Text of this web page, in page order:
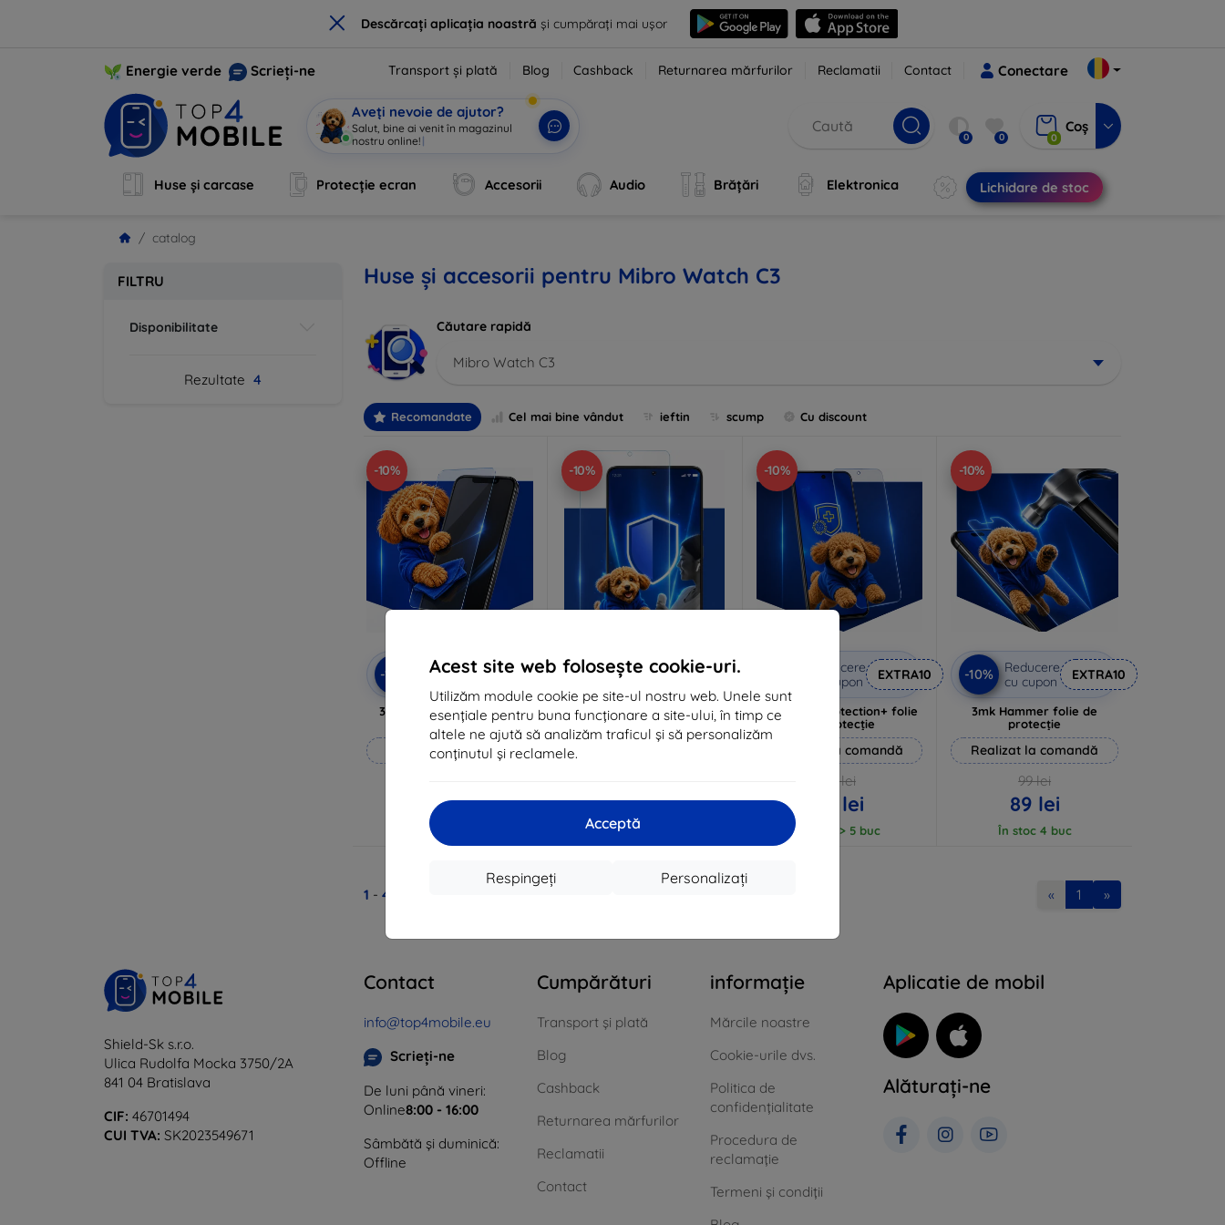
× Descărcați aplicația noastră și cumpărați mai ușor
Acest site web folosește cookie-uri.
Utilizăm module cookie pe site-ul nostru web. Unele sunt
esențiale pentru buna funcționare a site-ului, în timp ce
altele ne ajută să analizăm traficul și să personalizăm
conținutul și reclamele.
Acceptă
Personalizați
Respingeți
Energie verde Scrieți-ne Transport și plată Blog Cashback Returnarea mărfurilor Reclamatii Contact Conectare
Aveți nevoie de ajutor?
Salut, bine ai venit în magazinul
nostru online! | 0 0 0
Coș
Huse și carcase Protecție ecran Accesorii Audio Brățări Elektronica Lichidare de stoc
catalog
FILTRU
Disponibilitate
Rezultate 4
Huse și accesorii pentru Mibro Watch C3
Căutare rapidă
Mibro Watch C3
Recomandate Cel mai bine vândut ieftin scump Cu discount
-10%
-10%
Reducere
EXTRA10
3mk Anti-Shock sticlă de
protecție
Realizat la comandă
76 lei
În stoc > 5 buc
-10%
-10%
Reducere
cu cupon
EXTRA10
3mk Pure Matt Sticlă de
protecție
57 lei
În stoc > 5 buc
-10%
Reducere
cu cupon
EXTRA10
3mk Silverprotection+ folie
de protecție
Realizat la comandă
94 lei
85 lei
În stoc > 5 buc
-10%
-10%
Reducere
cu cupon
EXTRA10
3mk Hammer folie de
protecție
Realizat la comandă
99 lei
89 lei
În stoc 4 buc
1 - 4 « 1 »
Shield-Sk s.r.o.
Ulica Rudolfa Mocka 3750/2A
841 04 Bratislava
CIF: 46701494
CUI TVA: SK2023549671
Contact
info@top4mobile.eu
Scrieți-ne
De luni până vineri:
Online8:00 - 16:00
Sâmbătă și duminică:
Offline
Cumpărături
Transport și plată
Blog
Cashback
Returnarea mărfurilor
Reclamatii
Contact
informație
Mărcile noastre
Cookie-urile dvs.
Politica de
confidențialitate
Procedura de
reclamație
Termeni și condiții
Aplicatie de mobil
Alăturați-ne